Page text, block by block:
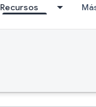
Recursos